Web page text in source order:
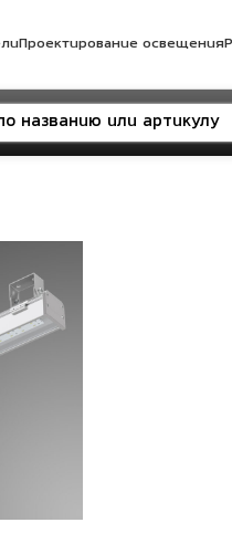
Проектирование освещения